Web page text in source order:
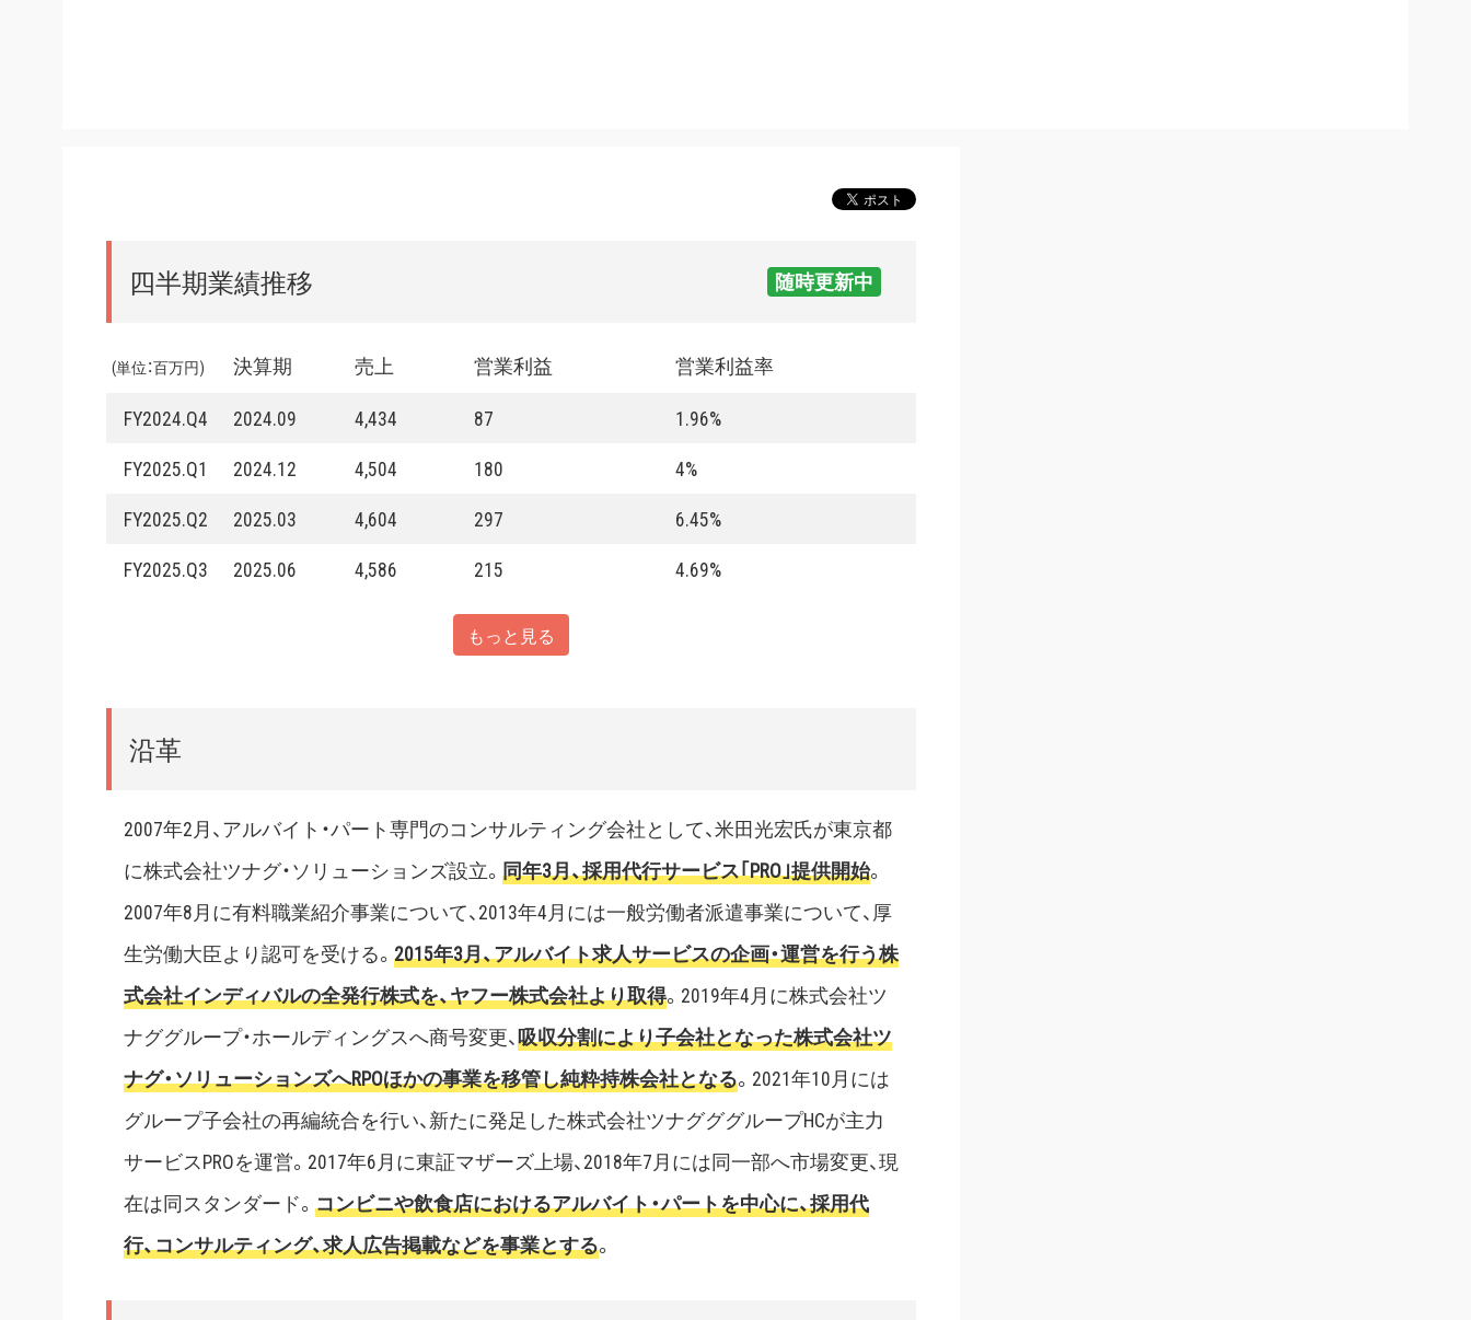
四半期業績推移 随時更新中
(単位：百万円) 決算期 売上 営業利益
営業利益率
FY2024.Q4
2024.09 4,434 87
1.96%
FY2025.Q1
2024.12 4,504 180
4%
FY2025.Q2
2025.03 4,604 297
6.45%
FY2025.Q3
2025.06 4,586 215 4.69%
もっと見る
沿革
2007年2月、アルバイト・パート専門のコンサルティング会社として、米田光宏氏が東京都
に株式会社ツナグ・ソリューションズ設立。 同年3月、採用代行サービス｢PRO｣提供開始。
2007年8月に有料職業紹介事業について、2013年4月には一般労働者派遣事業について、厚
生労働大臣より認可を受ける。 2015年3月、アルバイト求人サービスの企画・運営を行う株
式会社インディバルの全発行株式を、ヤフー株式会社より取得。2019年4月に株式会社ツ
ナググループ・ホールディングスへ商号変更、吸収分割により子会社となった株式会社ツ
ナグ・ソリューションズへRPOほかの事業を移管し純粋持株会社となる。2021年10月には
グループ子会社の再編統合を行い、新たに発足した株式会社ツナグググループHCが主力
サービスPROを運営。2017年6月に東証マザーズ上場、2018年7月には同一部へ市場変更、現
在は同スタンダード。 コンビニや飲食店におけるアルバイト・パートを中心に、採用代
行、コンサルティング、求人広告掲載などを事業とする。